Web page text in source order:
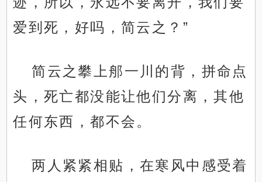
爱到死，好吗，简云之？”
简云之攀上郍一川的背，拼命点
头，死亡都没能让他们分离，其他
任何东西，都不会。
两人紧紧相贴，在寒风中感受着